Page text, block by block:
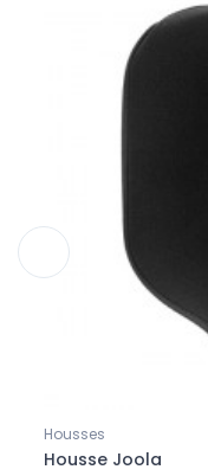
Housses
Housse Joola